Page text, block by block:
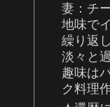
妻：チ
地味で
繰り返
淡々と
趣味は
ク料理